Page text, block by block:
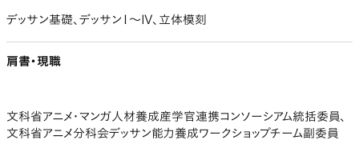
デッサン基礎、デッサンⅠ～Ⅳ、立体模刻
肩書・現職
文科省アニメ・マンガ人材養成産学官連携コンソーシアム統括委員、
文科省アニメ分科会デッサン能力養成ワークショップチーム副委員